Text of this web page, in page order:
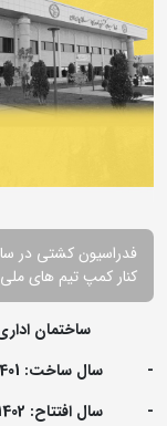
کنار کمپ تیم های
ساختمان
- سال ساخت: 1401
- سال افتتاح: 1402